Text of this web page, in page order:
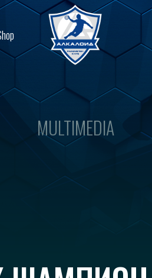
MULTIMEDIA